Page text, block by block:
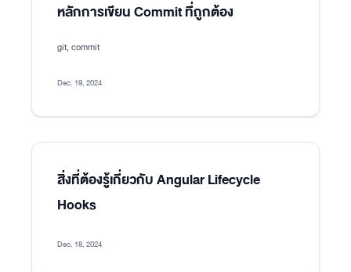
หลักการเขียน Commit ที่ถูกต้อง
git, commit
Dec. 19, 2024
สิ่งที่ต้องรู้เกี่ยวกับ Angular Lifecycle
Hooks
Dec. 18, 2024